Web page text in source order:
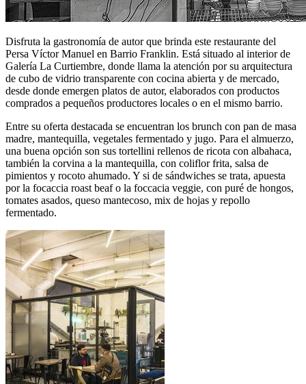
Disfruta la gastronomía de autor que brinda este restaurante del
Persa Víctor Manuel en Barrio Franklin. Está situado al interior de
Galería La Curtiembre, donde llama la atención por su arquitectura
de cubo de vidrio transparente con cocina abierta y de mercado,
desde donde emergen platos de autor, elaborados con productos
comprados a pequeños productores locales o en el mismo barrio.
Entre su oferta destacada se encuentran los brunch con pan de masa
madre, mantequilla, vegetales fermentado y jugo. Para el almuerzo,
una buena opción son sus tortellini rellenos de ricota con albahaca,
también la corvina a la mantequilla, con coliflor frita, salsa de
pimientos y rocoto ahumado. Y si de sándwiches se trata, apuesta
por la focaccia roast beaf o la foccacia veggie, con puré de hongos,
tomates asados, queso mantecoso, mix de hojas y repollo
fermentado.